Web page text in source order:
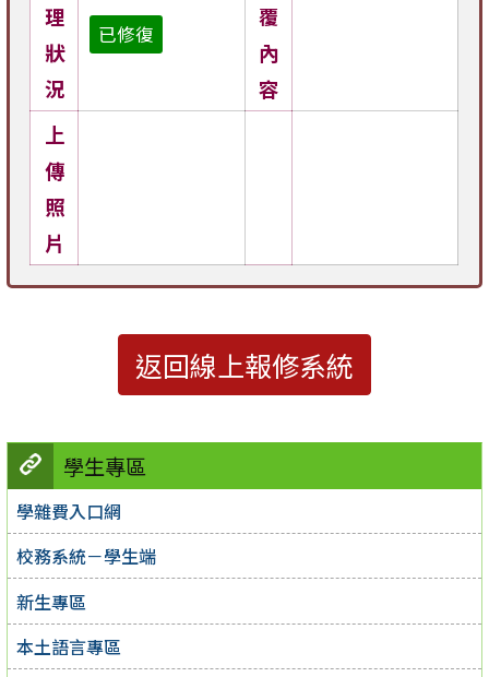
學生專區
學雜費入口網
校務系統－學生端
新生專區
本土語言專區
理
狀
況
已修復
覆
內
容
上
傳
照
片
返回線上報修系統